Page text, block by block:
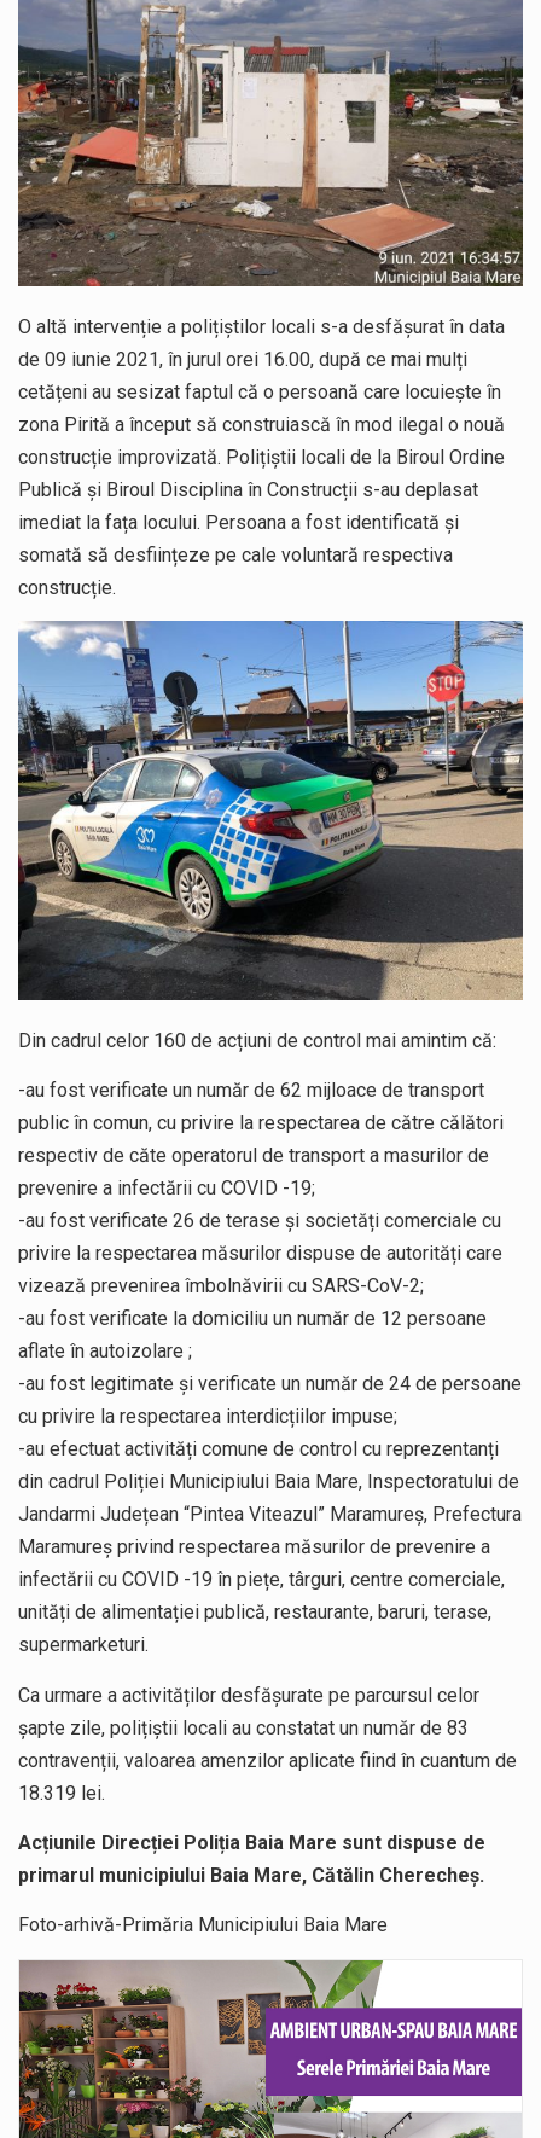
O altă intervenție a polițiștilor locali s-a desfășurat în data
de 09 iunie 2021, în jurul orei 16.00, după ce mai mulți
cetățeni au sesizat faptul că o persoană care locuiește în
zona Pirită a început să construiască în mod ilegal o nouă
construcție improvizată. Polițiștii locali de la Biroul Ordine
Publică și Biroul Disciplina în Construcții s-au deplasat
imediat la fața locului. Persoana a fost identificată și
somată să desființeze pe cale voluntară respectiva
construcție.
Din cadrul celor 160 de acțiuni de control mai amintim că:
-au fost verificate un număr de 62 mijloace de transport
public în comun, cu privire la respectarea de către călători
respectiv de căte operatorul de transport a masurilor de
prevenire a infectării cu COVID -19;
-au fost verificate 26 de terase și societăți comerciale cu
privire la respectarea măsurilor dispuse de autorități care
vizează prevenirea îmbolnăvirii cu SARS-CoV-2;
-au fost verificate la domiciliu un număr de 12 persoane
aflate în autoizolare ;
-au fost legitimate și verificate un număr de 24 de persoane
cu privire la respectarea interdicțiilor impuse;
-au efectuat activități comune de control cu reprezentanți
din cadrul Poliției Municipiului Baia Mare, Inspectoratului de
Jandarmi Județean “Pintea Viteazul” Maramureș, Prefectura
Maramureș privind respectarea măsurilor de prevenire a
infectării cu COVID -19 în piețe, târguri, centre comerciale,
unități de alimentației publică, restaurante, baruri, terase,
supermarketuri.
Ca urmare a activităților desfășurate pe parcursul celor
șapte zile, polițiștii locali au constatat un număr de 83
contravenții, valoarea amenzilor aplicate fiind în cuantum de
18.319 lei.
Acțiunile Direcției Poliția Baia Mare sunt dispuse de
primarul municipiului Baia Mare, Cătălin Cherecheș.
Foto-arhivă-Primăria Municipiului Baia Mare